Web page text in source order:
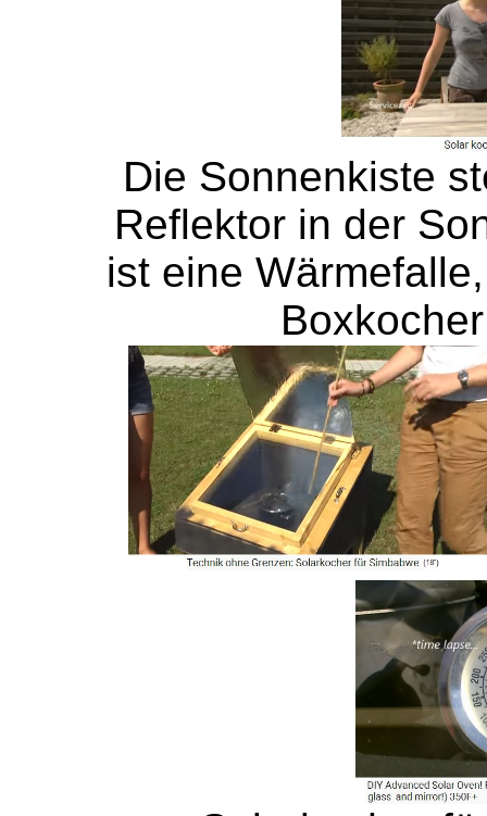
Die Sonnenkiste
Reflektor in der
ist eine